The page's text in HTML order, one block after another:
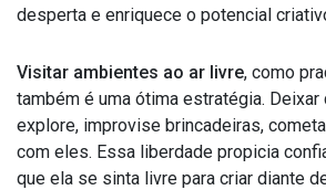
desperta e enriquece o potencial
Visitar ambientes ao ar livre, como
também é uma ótima estratégia. Deixar
explore, improvise brincadeiras,
com eles. Essa liberdade propicia
que ela se sinta livre para criar diante